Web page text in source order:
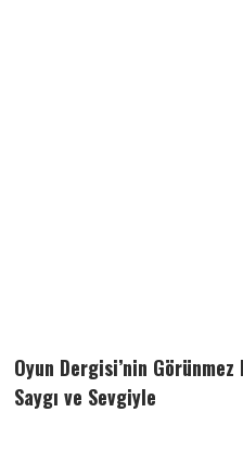
Oyun Dergisi’nin Görünmez
Saygı ve Sevgiyle